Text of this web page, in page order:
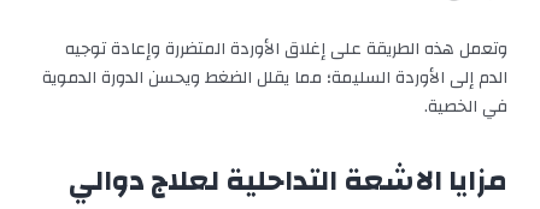
وتعمل هذه الطريقة على إغلاق الأوردة المتضررة وإعادة توجيه
الدم إلى الأوردة السليمة؛ مما يقلل الضغط ويحسن الدورة الدموية
في الخصية.
مزايا الاشعة التداحلية لعلاج دوالي